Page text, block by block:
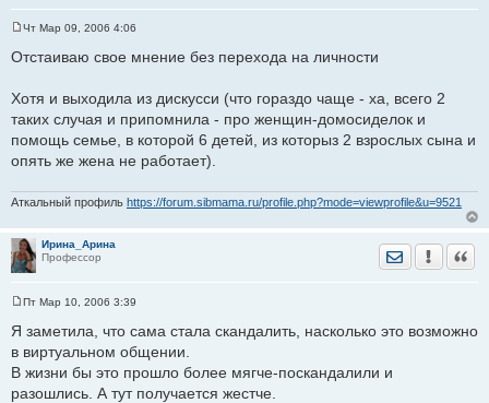
о
е
н
е
Чт Мар 09, 2006 4:06
Отстаиваю свое мнение без перехода на личности
Хотя и выходила из дискусси (что гораздо чаще - ха, всего 2
таких случая и припомнила - про женщин-домосиделок и
помощь семье, в которой 6 детей, из которыз 2 взрослых сына и
опять же жена не работает).
Аткальный профиль https://forum.sibmama.ru/profile.php?mode=viewprofile&u=9521
Ирина_Арина
Профессор
Отправить
о
б
е
н
Пт Мар 10, 2006 3:39
Я заметила, что сама стала скандалить, насколько это возможно
в виртуальном общении.
В жизни бы это прошло более мягче-поскандалили и
разошлись. А тут получается жестче.